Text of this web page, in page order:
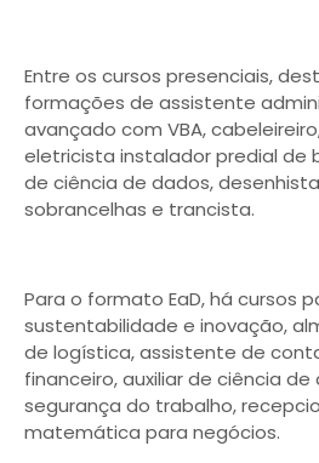
Entre os cursos presenciais,
formações de assistente
avançado com VBA,
eletricista instalador predial de
de ciência de dados,
sobrancelhas e trancista.
Para o formato EaD, há cursos
sustentabilidade e inovação,
de logística, assistente de
financeiro, auxiliar de ciência
segurança do trabalho,
matemática para negócios.